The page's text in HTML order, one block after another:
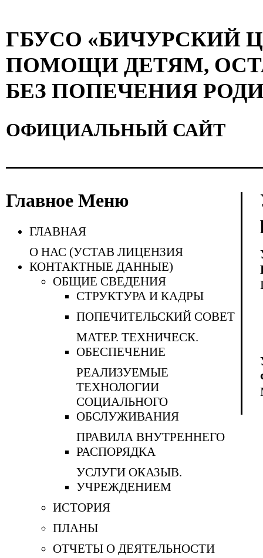
ГБУСО «БИЧУРСКИЙ
ПОМОЩИ ДЕТЯМ,
БЕЗ ПОПЕЧЕНИЯ
ОФИЦИАЛЬНЫЙ САЙТ
Главное Меню
ГЛАВНАЯ
О НАС (УСТАВ ЛИЦЕНЗИЯ
КОНТАКТНЫЕ ДАННЫЕ)
ОБЩИЕ СВЕДЕНИЯ
СТРУКТУРА И КАДРЫ
ПОПЕЧИТЕЛЬСКИЙ СОВЕТ
МАТЕР. ТЕХНИЧЕСК.
ОБЕСПЕЧЕНИЕ
РЕАЛИЗУЕМЫЕ
ТЕХНОЛОГИИ
СОЦИАЛЬНОГО
ОБСЛУЖИВАНИЯ
ПРАВИЛА ВНУТРЕННЕГО
РАСПОРЯДКА
УСЛУГИ ОКАЗЫВ.
УЧРЕЖДЕНИЕМ
ИСТОРИЯ
ПЛАНЫ
ОТЧЕТЫ О ДЕЯТЕЛЬНОСТИ